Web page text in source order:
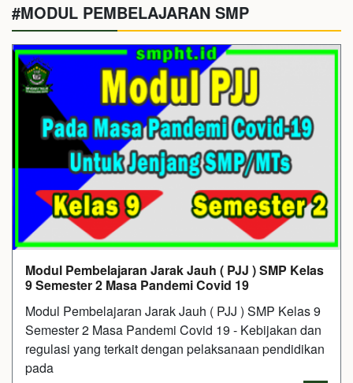
#MODUL PEMBELAJARAN SMP
Modul Pembelajaran Jarak Jauh ( PJJ ) SMP Kelas
9 Semester 2 Masa Pandemi Covid 19
Modul Pembelajaran Jarak Jauh ( PJJ ) SMP Kelas 9
Semester 2 Masa Pandemi Covid 19 - Kebijakan dan
regulasi yang terkait dengan pelaksanaan pendidikan
pada